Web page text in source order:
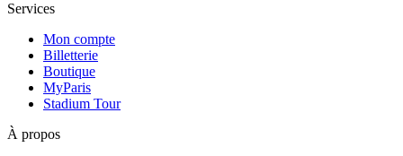
Services
Mon compte
Billetterie
Boutique
MyParis
Stadium Tour
À propos